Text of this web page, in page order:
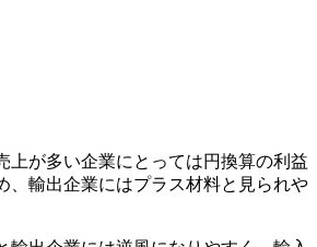
上が多い企業にとっては円換算の利益
、輸出企業にはプラス材料と見られや